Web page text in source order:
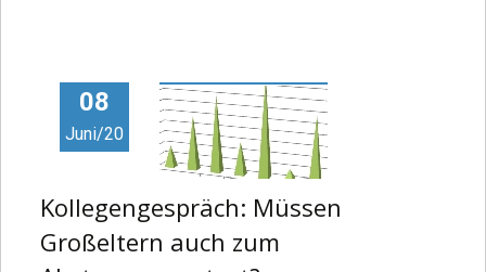
08
Juni/20
Kollegengespräch: Müssen
Großeltern auch zum